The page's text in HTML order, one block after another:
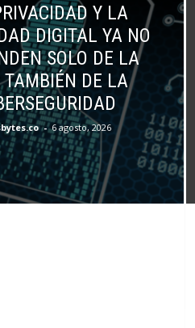
Y LA
DIGITAL YA NO
SOLO DE LA
TAMBIÉN DE LA
- 6 agosto, 2026